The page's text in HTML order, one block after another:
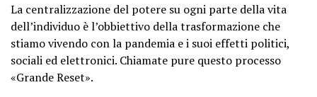
La centralizzazione del potere su ogni parte della vita
dell’individuo è l’obbiettivo della trasformazione che
stiamo vivendo con la pandemia e i suoi effetti politici,
sociali ed elettronici. Chiamate pure questo processo
«Grande Reset».